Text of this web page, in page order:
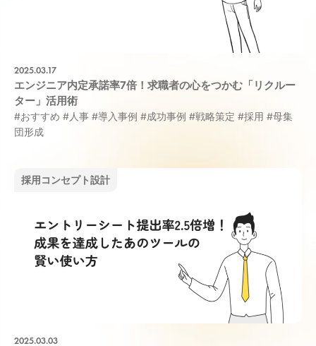
2025.03.17
エンジニア内定承諾率7倍！求職者の心をつかむ「リクルー
ター」活用術
#おすすめ #人事 #導入事例 #成功事例 #戦略策定 #採用 #母集
団形成
採用コンセプト設計
2025.03.03